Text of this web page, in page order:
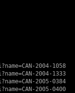
2004-1058
2004-1333
2005-0384
2005-0400